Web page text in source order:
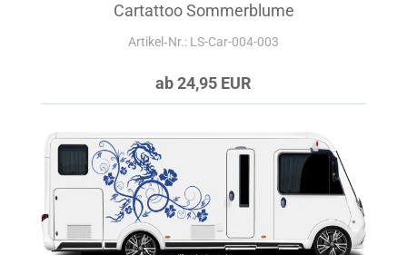
Cartattoo Sommerblume
Artikel‑Nr.: LS-Car-004-003
ab 24,95 EUR